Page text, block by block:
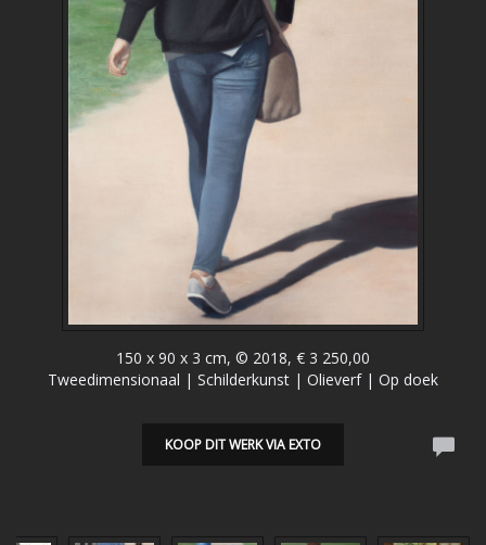
150 x 90 x 3 cm, © 2018, € 3 250,00
Tweedimensionaal | Schilderkunst | Olieverf | Op doek
KOOP DIT WERK VIA EXTO